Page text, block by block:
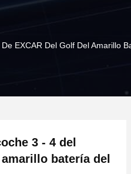
EXCAR Del Golf Del Amarillo
3 - 4 del
batería del